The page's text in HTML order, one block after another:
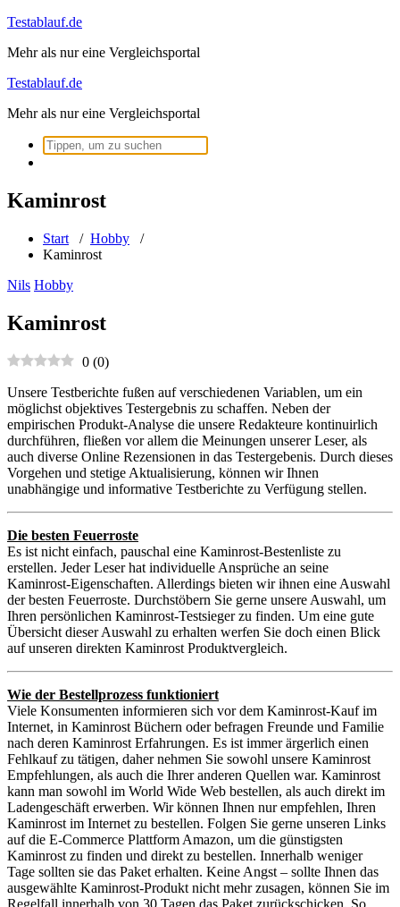
Zum
springen
Testablauf.de
Mehr als nur eine Vergleichsportal
Testablauf.de
Mehr als nur eine Vergleichsportal
Suchen
nach:
Kaminrost
Start / Hobby /
Kaminrost
Nils Hobby
Kaminrost
0 (0)
Unsere Testberichte fußen auf verschiedenen Variablen, um ein
möglichst objektives Testergebnis zu schaffen. Neben der
empirischen Produkt-Analyse die unsere Redakteure kontinuirlich
durchführen, fließen vor allem die Meinungen unserer Leser, als
auch diverse Online Rezensionen in das Testergebenis. Durch dieses
Vorgehen und stetige Aktualisierung, können wir Ihnen
unabhängige und informative Testberichte zu Verfügung stellen.
Die besten Feuerroste
Es ist nicht einfach, pauschal eine Kaminrost-Bestenliste zu
erstellen. Jeder Leser hat individuelle Ansprüche an seine
Kaminrost-Eigenschaften. Allerdings bieten wir ihnen eine Auswahl
der besten Feuerroste. Durchstöbern Sie gerne unsere Auswahl, um
Ihren persönlichen Kaminrost-Testsieger zu finden. Um eine gute
Übersicht dieser Auswahl zu erhalten werfen Sie doch einen Blick
auf unseren direkten Kaminrost Produktvergleich.
Wie der Bestellprozess funktioniert
Viele Konsumenten informieren sich vor dem Kaminrost-Kauf im
Internet, in Kaminrost Büchern oder befragen Freunde und Familie
nach deren Kaminrost Erfahrungen. Es ist immer ärgerlich einen
Fehlkauf zu tätigen, daher nehmen Sie sowohl unsere Kaminrost
Empfehlungen, als auch die Ihrer anderen Quellen war. Kaminrost
kann man sowohl im World Wide Web bestellen, als auch direkt im
Ladengeschäft erwerben. Wir können Ihnen nur empfehlen, Ihren
Kaminrost im Internet zu bestellen. Folgen Sie gerne unseren Links
auf die E-Commerce Plattform Amazon, um die günstigsten
Kaminrost zu finden und direkt zu bestellen. Innerhalb weniger
Tage sollten sie das Paket erhalten. Keine Angst – sollte Ihnen das
ausgewählte Kaminrost-Produkt nicht mehr zusagen, können Sie im
Regelfall innerhalb von 30 Tagen das Paket zurückschicken. So